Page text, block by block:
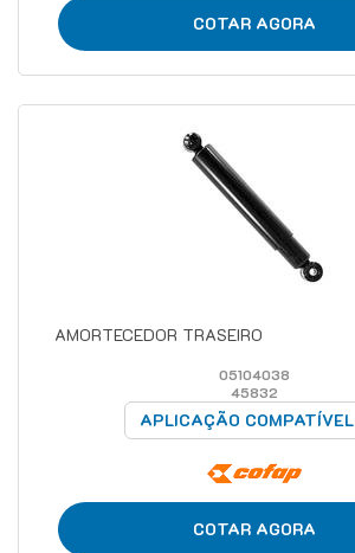
COTAR AGORA
AMORTECEDOR TRASEIRO
05104038
45832
APLICAÇÃO COMPATÍVEL
COTAR AGORA